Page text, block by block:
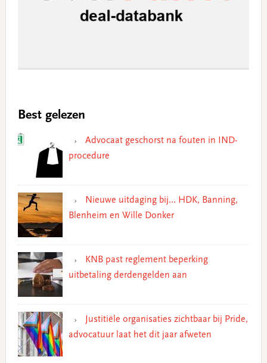
Best gelezen
Advocaat geschorst na fouten in IND-
procedure
Nieuwe uitdaging bij… HDK, Banning,
Blenheim en Wille Donker
KNB past reglement beperking
uitbetaling derdengelden aan
Justitiële organisaties zichtbaar bij Pride,
advocatuur laat het dit jaar afweten